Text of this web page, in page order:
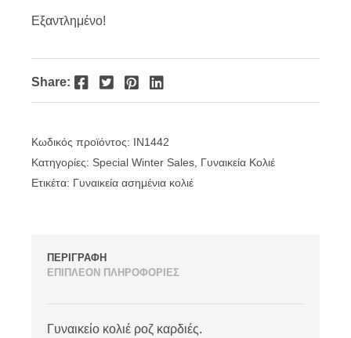
Εξαντλημένο!
Share: Facebook Twitter Pinterest LinkedIn
Κωδικός προϊόντος: IN1442
Κατηγορίες: Special Winter Sales Γυναικεία Κολιέ
Ετικέτα: Γυναικεία ασημένια κολιέ
ΠΕΡΙΓΡΑΦΗ
ΕΠΙΠΛΕΟΝ ΠΛΗΡΟΦΟΡΙΕΣ
Γυναικείο κολιέ ροζ καρδιές.